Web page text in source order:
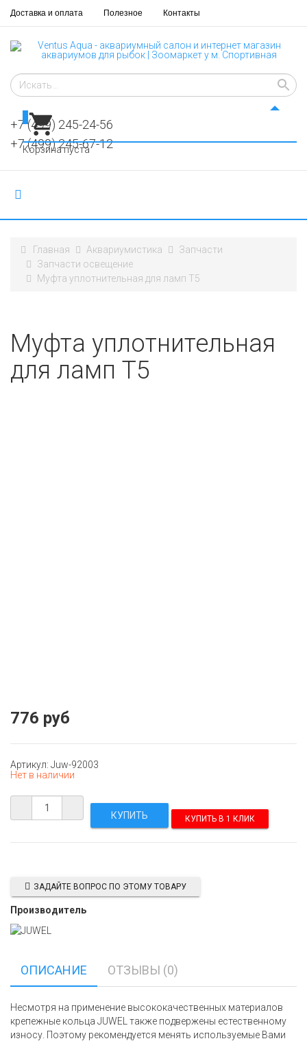
Доставка и оплата Полезное Контакты
+7 (499) 245-24-56
+7 (499) 245-67-12
Корзина пуста
Главная Аквариумистика
Запчасти
Запчасти освещение
Муфта уплотнительная для ламп Т5
Муфта уплотнительная
для ламп Т5
776 руб
Артикул: Juw-92003
Нет в наличии
КУПИТЬ В 1 КЛИК
ЗАДАЙТЕ ВОПРОС ПО ЭТОМУ ТОВАРУ
Производитель
ОПИСАНИЕ ОТЗЫВЫ (0)
Несмотря на применение высококачественных материалов
крепежные кольца JUWEL также подвержены естественному
износу. Поэтому рекомендуется менять используемые Вами